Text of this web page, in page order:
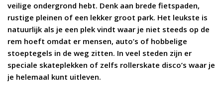
veilige ondergrond hebt. Denk aan brede fietspaden,
rustige pleinen of een lekker groot park. Het leukste is
natuurlijk als je een plek vindt waar je niet steeds op de
rem hoeft omdat er mensen, auto’s of hobbelige
stoeptegels in de weg zitten. In veel steden zijn er
speciale skateplekken of zelfs rollerskate disco’s waar je
je helemaal kunt uitleven.